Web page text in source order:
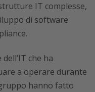
IT complesse,
di software
che ha
a operare durante
hanno fatto